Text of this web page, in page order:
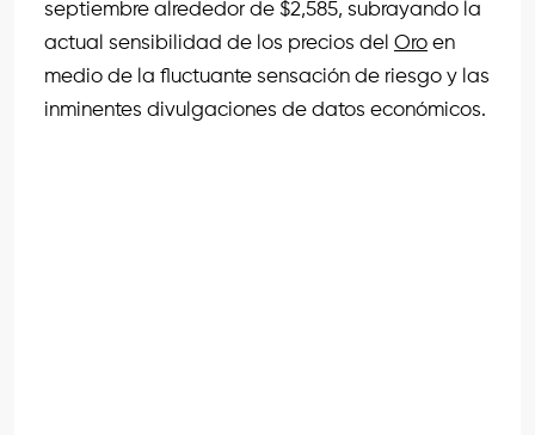
septiembre alrededor de $2,585, subrayando la
actual sensibilidad de los precios del Oro en
medio de la fluctuante sensación de riesgo y las
inminentes divulgaciones de datos económicos.